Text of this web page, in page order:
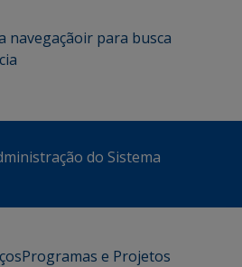
navegaçãoir para busca
do Sistema
Programas e Projetos